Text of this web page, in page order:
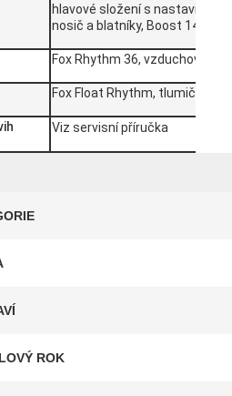
hlavové složení s
nosič a blatníky, Boost 148,
Fox Rhythm 36, vzduchová
Fox Float Rhythm, tlumič se
Viz servisní příručka
ROK